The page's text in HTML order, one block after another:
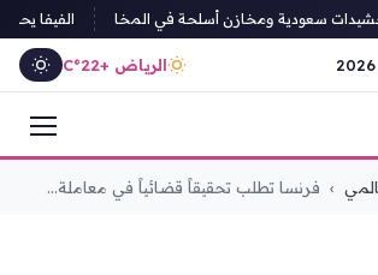
سعودية ومخازن أسلحة في المخا الفيفا يحذر
الرياض +22°C
› فرنسا تطلب تحقيقاً قضائياً في معاملة...